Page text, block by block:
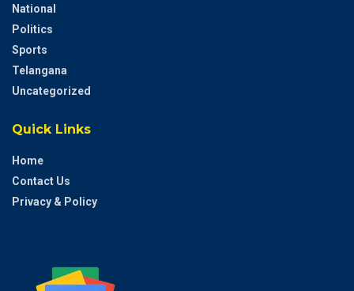
National
Politics
Sports
Telangana
Uncategorized
Quick Links
Home
Contact Us
Privacy & Policy